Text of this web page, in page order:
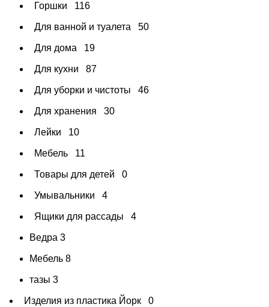
Горшки 116
Для ванной и туалета 50
Для дома 19
Для кухни 87
Для уборки и чистоты 46
Для хранения 30
Лейки 10
Мебель 11
Товары для детей 0
Умывальники 4
Ящики для рассады 4
Ведра 3
Мебель 8
тазы 3
Изделия из пластика Йорк 0